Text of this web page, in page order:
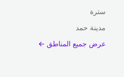
سترة
مدينة حمد
عرض جميع المناطق ←